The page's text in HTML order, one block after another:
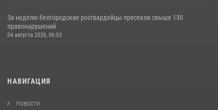
За неделю белгородские росгвардейцы пресекли свыше 130
правонарушений
04 августа 2026, 06:03
НАВИГАЦИЯ
Новости